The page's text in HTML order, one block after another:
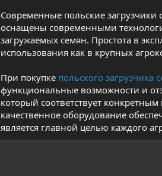
Современные польские
оснащены современными
загружаемых семян. Простота в
использования как в крупных
При покупке польского загрузчика
функциональные возможности и
который соответствует
качественное оборудование
является главной целью каждого